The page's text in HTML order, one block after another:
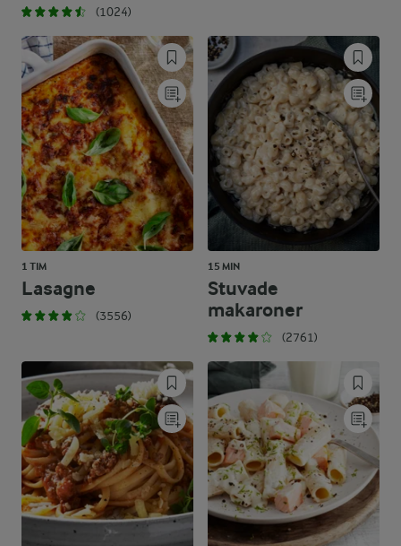
(1024)
1 TIM
Lasagne
(3556)
15 MIN
Stuvade
makaroner
(2761)